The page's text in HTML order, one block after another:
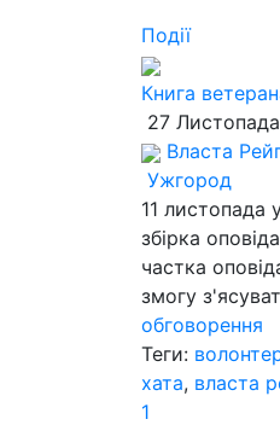
Події
Книга
27
Власта
Ужгород
11 листопада
збірка
частка
змогу
обговорення
Теги:
хата, власта
1